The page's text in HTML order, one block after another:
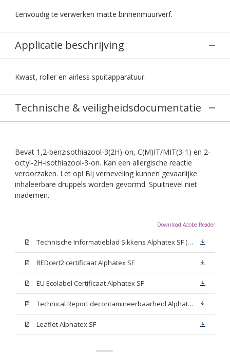
Eenvoudig te verwerken matte binnenmuurverf.
Applicatie beschrijving
Kwast, roller en airless spuitapparatuur.
Technische & veiligheidsdocumentatie
Bevat 1,2-benzisothiazool-3(2H)-on, C(M)IT/MIT(3-1) en 2-
octyl-2H-isothiazool-3-on. Kan een allergische reactie
veroorzaken. Let op! Bij verneveling kunnen gevaarlijke
inhaleerbare druppels worden gevormd. Spuitnevel niet
inademen.
Download Adobe Reader
Technische Informatieblad Sikkens Alphatex SF (PDF)
REDcert2 certificaat Alphatex SF
EU Ecolabel Certificaat Alphatex SF
Technical Report decontamineerbaarheid Alphatex SF
Leaflet Alphatex SF